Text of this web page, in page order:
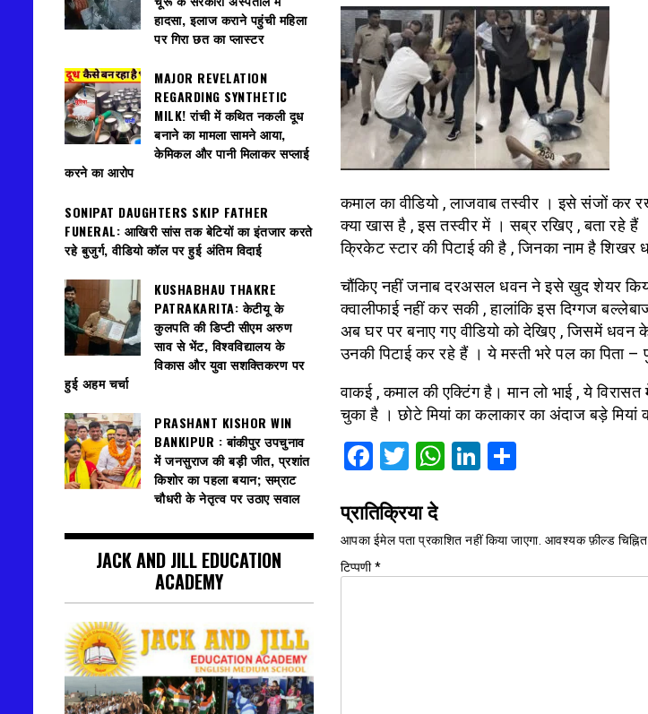
कमाल का वीडियो , लाजवाब तस्वीर । इसे संजों कर
क्या खास है , इस तस्वीर में । सब्र रखिए , बता रहे हैं
क्रिकेट स्टार की पिटाई की है , जिनका नाम है शिखर
चौंकिए नहीं जनाब दरअसल धवन ने इसे खुद शेयर
क्वालीफाई नहीं कर सकी , हालांकि इस दिग्गज
अब घर पर बनाए गए वीडियो को देखिए , जिसमें धवन के
उनकी पिटाई कर रहे हैं । ये मस्ती भरे पल का पिता –
वाकई , कमाल की एक्टिंग है। मान लो भाई , ये
चुका है । छोटे मियां का कलाकार का अंदाज बड़े मियां
Facebook
Twitter
WhatsApp
LinkedIn
Share
प्रातिक्रिया दे
आपका ईमेल पता प्रकाशित नहीं किया जाएगा. आवश्यक फ़ील्ड
टिप्पणी*
हादसा, इलाज कराने पहुंची महिला
पर गिरा छत का प्लास्टर
MAJOR REVELATION
REGARDING SYNTHETIC
MILK! रांची में कथित नकली दूध
बनाने का मामला सामने आया,
केमिकल और पानी मिलाकर सप्लाई
करने का आरोप
SONIPAT DAUGHTERS SKIP FATHER
FUNERAL: आखिरी सांस तक बेटियों का इंतजार करते
रहे बुजुर्ग, वीडियो कॉल पर हुई अंतिम विदाई
KUSHABHAU THAKRE
PATRAKARITA: केटीयू के
कुलपति की डिप्टी सीएम अरुण
साव से भेंट, विश्वविद्यालय के
विकास और युवा सशक्तिकरण पर
हुई अहम चर्चा
PRASHANT KISHOR WIN
BANKIPUR : बांकीपुर उपचुनाव
में जनसुराज की बड़ी जीत, प्रशांत
किशोर का पहला बयान; सम्राट
चौधरी के नेतृत्व पर उठाए सवाल
JACK AND JILL EDUCATION
ACADEMY